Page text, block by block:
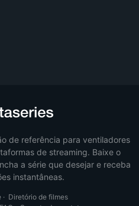
de referência para ventiladores
de streaming. Baixe o
a série que desejar e receba
instantâneas.
· Diretório de filmes